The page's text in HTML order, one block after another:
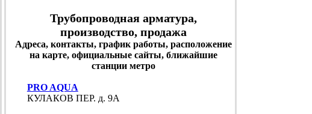
Трубопроводная арматура,
производство, продажа
Адреса, контакты, график работы, расположение
на карте, официальные сайты, ближайшие
станции метро
PRO AQUA
КУЛАКОВ ПЕР. д. 9А